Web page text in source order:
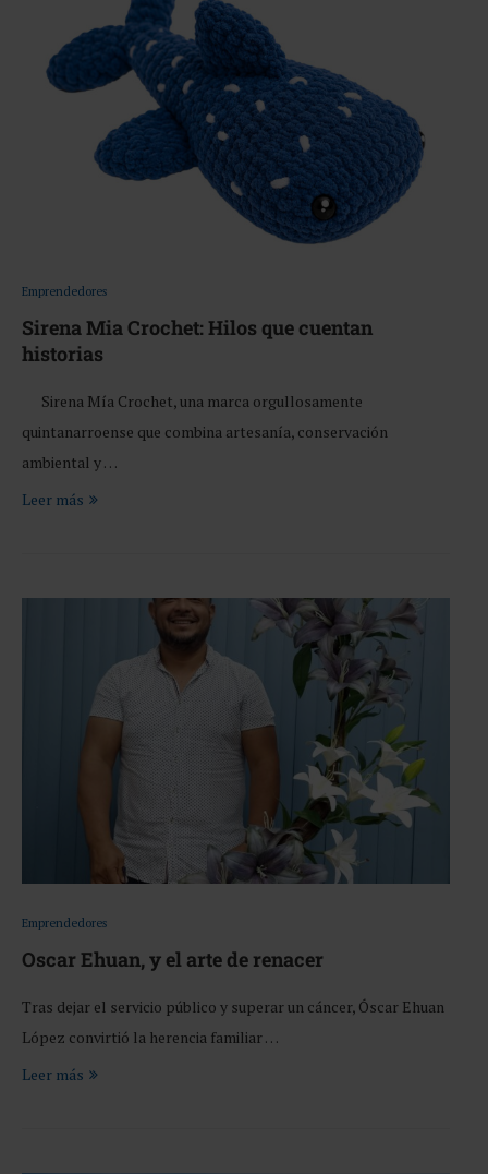
Emprendedores
Sirena Mia Crochet: Hilos que cuentan
historias
Sirena Mía Crochet, una marca orgullosamente
quintanarroense que combina artesanía, conservación
ambiental y …
Leer más
Emprendedores
Oscar Ehuan, y el arte de renacer
Tras dejar el servicio público y superar un cáncer, Óscar Ehuan
López convirtió la herencia familiar …
Leer más